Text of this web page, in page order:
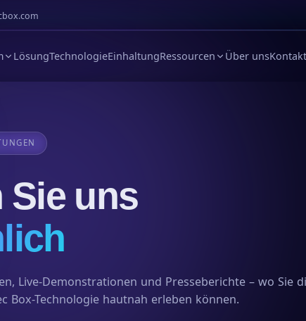
LösungTechnologieEinhaltungRessourcen Über unsKontakt
Sie uns
Live-Demonstrationen und Presseberichte – wo Sie
Box-Technologie hautnah erleben können.